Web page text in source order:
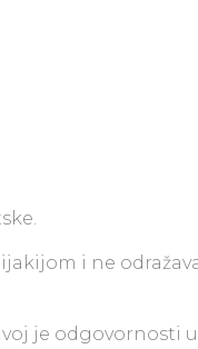
i ne
je odgovornosti